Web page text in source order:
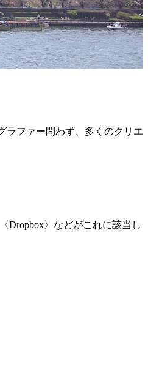
ラファー問わず、多くのクリエ
Dropbox〉などがこれに該当し